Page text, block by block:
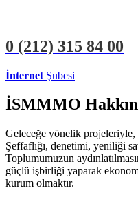
0 (212) 315 84 00
İnternet Şubesi
İSMMMO
Geleceğe yönelik
Şeffaflığı, denetimi, yeniliği
Toplumumuzun
güçlü işbirliği yaparak
kurum olmaktır.